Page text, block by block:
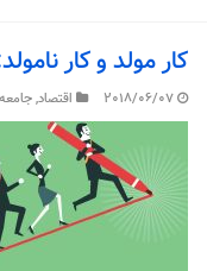
کار مولد و کار
2018/06/07 اقتصاد,